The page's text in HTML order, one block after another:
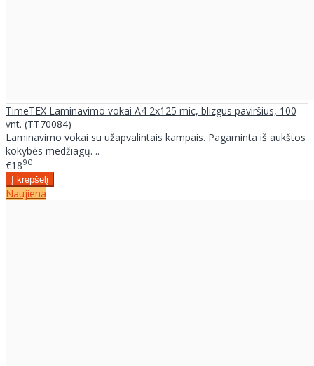
TimeTEX Laminavimo vokai A4 2x125 mic, blizgus paviršius, 100
vnt. (TT70084)
Laminavimo vokai su užapvalintais kampais. Pagaminta iš aukštos
kokybės medžiagų. ..
€1890
Naujiena